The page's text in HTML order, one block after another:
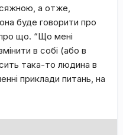
а отже,
буде говорити про
про що. “Що мені
в собі (або в
така-то людина в
приклади питань, на